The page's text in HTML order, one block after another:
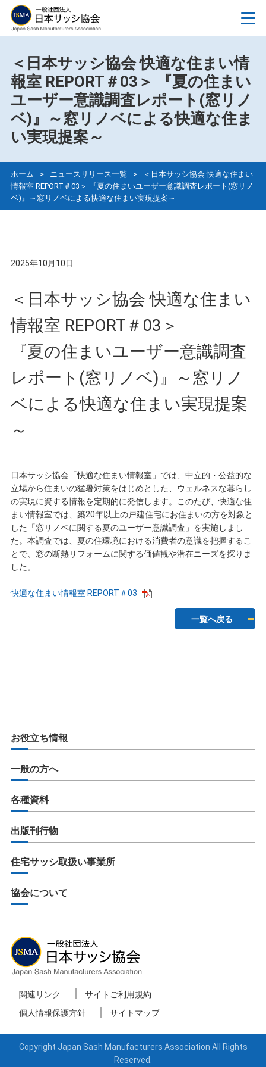
＜日本サッシ協会 快適な住まい情
報室 REPORT＃03＞ 『夏の住まい
ユーザー意識調査レポート(窓リノ
ベ)』～窓リノベによる快適な住ま
い実現提案～
ホーム > ニュースリリース一覧 >
＜日本サッシ協会 快適な住まい
情報室 REPORT＃03＞ 『夏の住まいユーザー意識調査レポート(窓リノ
ベ)』～窓リノベによる快適な住まい実現提案～
2025年10月10日
＜日本サッシ協会 快適な住まい
情報室 REPORT＃03＞
『夏の住まいユーザー意識調査
レポート(窓リノベ)』～窓リノ
ベによる快適な住まい実現提案
～
日本サッシ協会「快適な住まい情報室」では、中立的・公益的な
立場から住まいの猛暑対策をはじめとした、ウェルネスな暮らし
の実現に資する情報を定期的に発信します。このたび、快適な住
まい情報室では、築20年以上の戸建住宅にお住まいの方を対象と
した「窓リノベに関する夏のユーザー意識調査」を実施しまし
た。本調査では、夏の住環境における消費者の意識を把握するこ
とで、窓の断熱リフォームに関する価値観や潜在ニーズを探りま
した。
快適な住まい情報室 REPORT＃03
一覧へ戻る
お役立ち情報
一般の方へ
各種資料
出版刊行物
住宅サッシ取扱い事業所
協会について
関連リンク
サイトご利用規約
個人情報保護方針
サイトマップ
Copyright Japan Sash Manufacturers Association All Rights
Reserved.